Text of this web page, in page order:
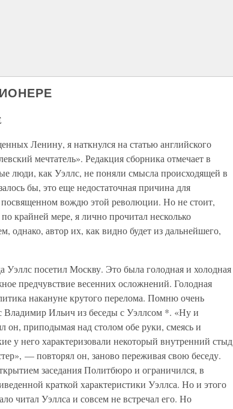
Ленину, я наткнулся на статью английского
мечтатель». Редакция сборника отмечает в
люди, как Уэллс, не поняли смысла происходящей в
бы, это еще недостаточная причина для
вождю этой революции. Но не стоит,
крайней мере, я лично прочитал несколько
однако, автор их, как видно будет из дальнейшего,
Уэллс посетил Москву. Это была голодная и холодная
предчувствие весенних осложнений. Голодная
накануне крутого перелома. Помню очень
Владимир Ильич из беседы с Уэллсом *. «Ну и
приподымая над столом обе руки, смеясь и
у него характеризовали некоторый внутренний стыд
— повторял он, заново переживая свою беседу.
заседания Политбюро и ограничился, в
краткой характеристики Уэллса. Но и этого
читал Уэллса и совсем не встречал его. Но